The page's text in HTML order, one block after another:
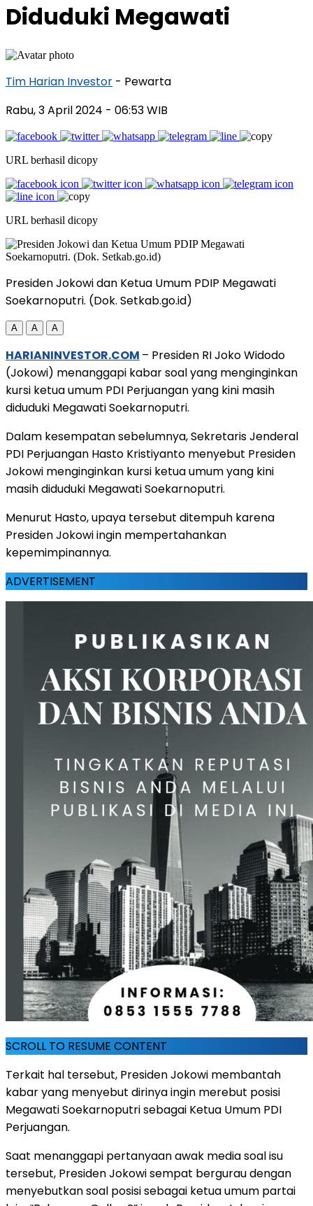
Diduduki Megawati
Tim Harian Investor - Pewarta
Rabu, 3 April 2024 - 06:53 WIB
URL berhasil dicopy
URL berhasil dicopy
Presiden Jokowi dan Ketua Umum PDIP Megawati
Soekarnoputri. (Dok. Setkab.go.id)
A A A
HARIANINVESTOR.COM – Presiden RI Joko Widodo
(Jokowi) menanggapi kabar soal yang menginginkan
kursi ketua umum PDI Perjuangan yang kini masih
diduduki Megawati Soekarnoputri.
Dalam kesempatan sebelumnya, Sekretaris Jenderal
PDI Perjuangan Hasto Kristiyanto menyebut Presiden
Jokowi menginginkan kursi ketua umum yang kini
masih diduduki Megawati Soekarnoputri.
Menurut Hasto, upaya tersebut ditempuh karena
Presiden Jokowi ingin mempertahankan
kepemimpinannya.
ADVERTISEMENT
SCROLL TO RESUME CONTENT
Terkait hal tersebut, Presiden Jokowi membantah
kabar yang menyebut dirinya ingin merebut posisi
Megawati Soekarnoputri sebagai Ketua Umum PDI
Perjuangan.
Saat menanggapi pertanyaan awak media soal isu
tersebut, Presiden Jokowi sempat bergurau dengan
menyebutkan soal posisi sebagai ketua umum partai